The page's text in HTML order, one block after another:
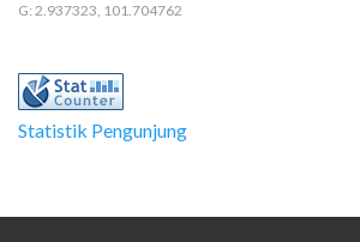
G: 2.937323, 101.704762
Statistik Pengunjung